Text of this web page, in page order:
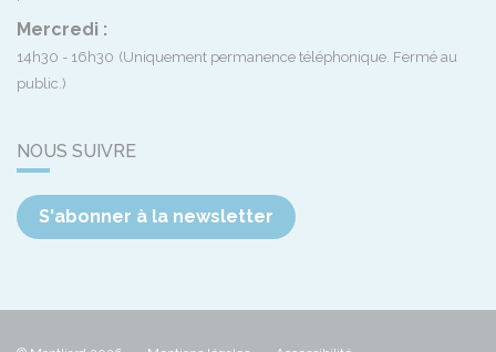
Mercredi :
14h30 - 16h30 (Uniquement permanence téléphonique. Fermé au
public.)
NOUS SUIVRE
S'abonner à la newsletter